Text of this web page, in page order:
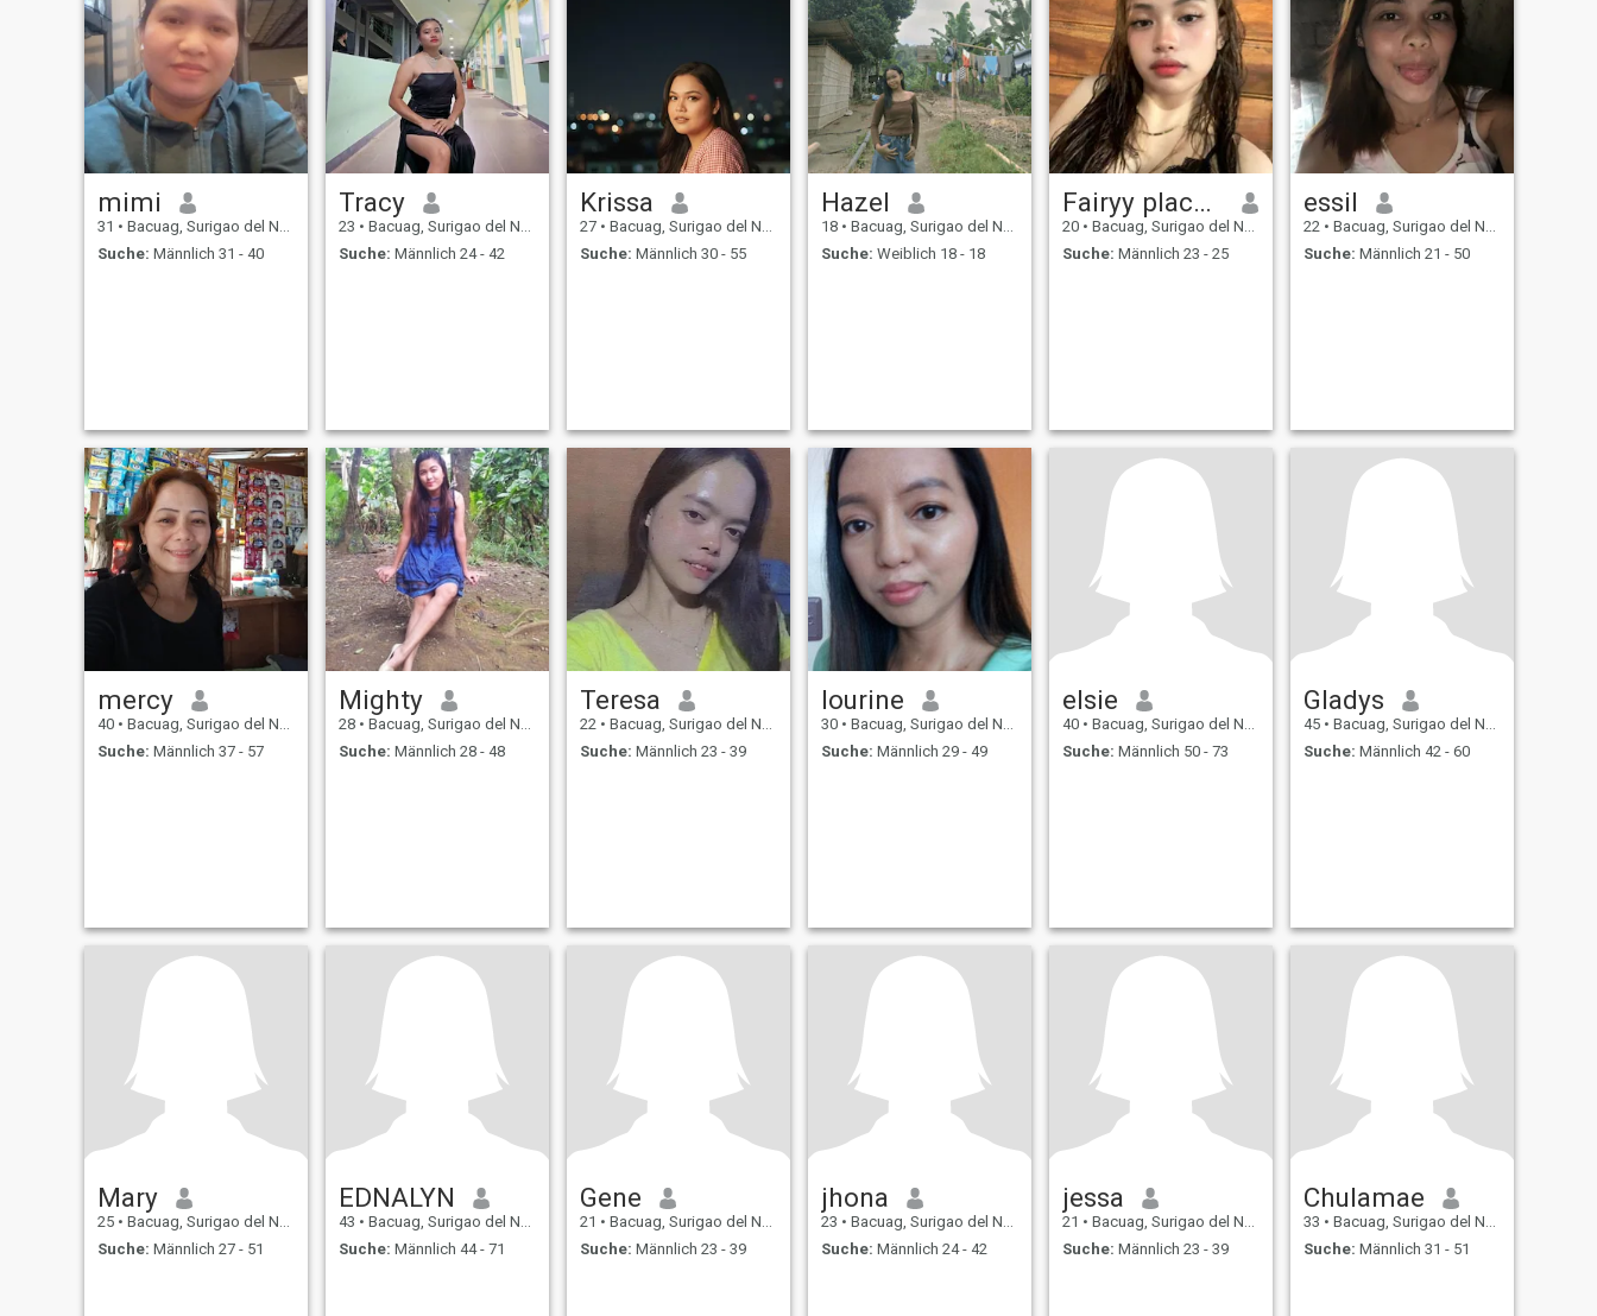
mimi
31 • Bacuag, Surigao del Norte, Philippinen
Suche: Männlich 31 - 40
Tracy
23 • Bacuag, Surigao del Norte, Philippinen
Suche: Männlich 24 - 42
Krissa
27 • Bacuag, Surigao del Norte, Philippinen
Suche: Männlich 30 - 55
Hazel
18 • Bacuag, Surigao del Norte, Philippinen
Suche: Weiblich 18 - 18
Fairyy placeros
20 • Bacuag, Surigao del Norte, Philippinen
Suche: Männlich 23 - 25
essil
22 • Bacuag, Surigao del Norte, Philippinen
Suche: Männlich 21 - 50
mercy
40 • Bacuag, Surigao del Norte, Philippinen
Suche: Männlich 37 - 57
Mighty
28 • Bacuag, Surigao del Norte, Philippinen
Suche: Männlich 28 - 48
Teresa
22 • Bacuag, Surigao del Norte, Philippinen
Suche: Männlich 23 - 39
lourine
30 • Bacuag, Surigao del Norte, Philippinen
Suche: Männlich 29 - 49
elsie
40 • Bacuag, Surigao del Norte, Philippinen
Suche: Männlich 50 - 73
Gladys
45 • Bacuag, Surigao del Norte, Philippinen
Suche: Männlich 42 - 60
Mary
25 • Bacuag, Surigao del Norte, Philippinen
Suche: Männlich 27 - 51
EDNALYN
43 • Bacuag, Surigao del Norte, Philippinen
Suche: Männlich 44 - 71
Gene
21 • Bacuag, Surigao del Norte, Philippinen
Suche: Männlich 23 - 39
jhona
23 • Bacuag, Surigao del Norte, Philippinen
Suche: Männlich 24 - 42
jessa
21 • Bacuag, Surigao del Norte, Philippinen
Suche: Männlich 23 - 39
Chulamae
33 • Bacuag, Surigao del Norte, Philippinen
Suche: Männlich 31 - 51